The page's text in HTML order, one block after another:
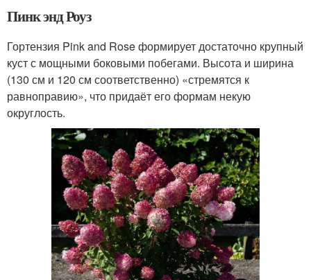
Пинк энд Роуз
Гортензия Pink and Rose формирует достаточно крупный
куст с мощными боковыми побегами. Высота и ширина
(130 см и 120 см соответственно) «стремятся к
равноправию», что придаёт его формам некую
округлость.